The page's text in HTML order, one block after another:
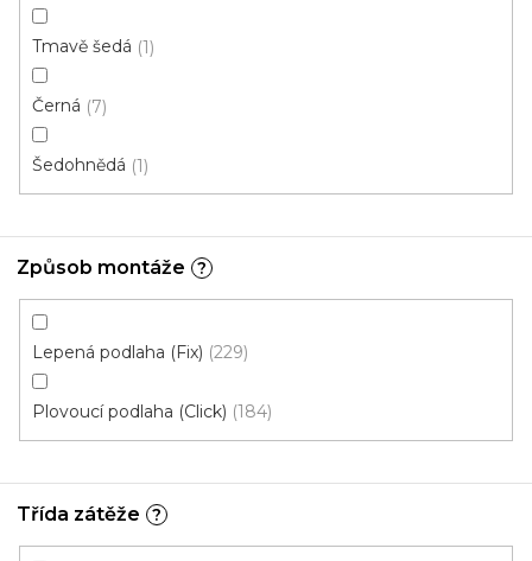
Tmavě šedá 1
Černá 7
Šedohnědá 1
Způsob montáže ?
Lepená podlaha (Fix) 229
Plovoucí podlaha (Click) 184
Třída zátěže ?
Vinylová podlaha Plank IT /Wood/ 2006 Bolton
473 Kč
cena:
Plank IT wood LEPENÁ
Akce